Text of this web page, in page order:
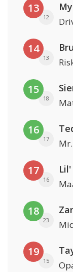
13
12
14
13
15
18
16
17
17
16
18
23
19
15